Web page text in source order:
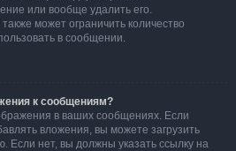
или вообще удалить его.
может ограничить количество
в сообщении.
к сообщениям?
в ваших сообщениях. Если
вложения, вы можете загрузить
Если нет, вы должны указать ссылку на